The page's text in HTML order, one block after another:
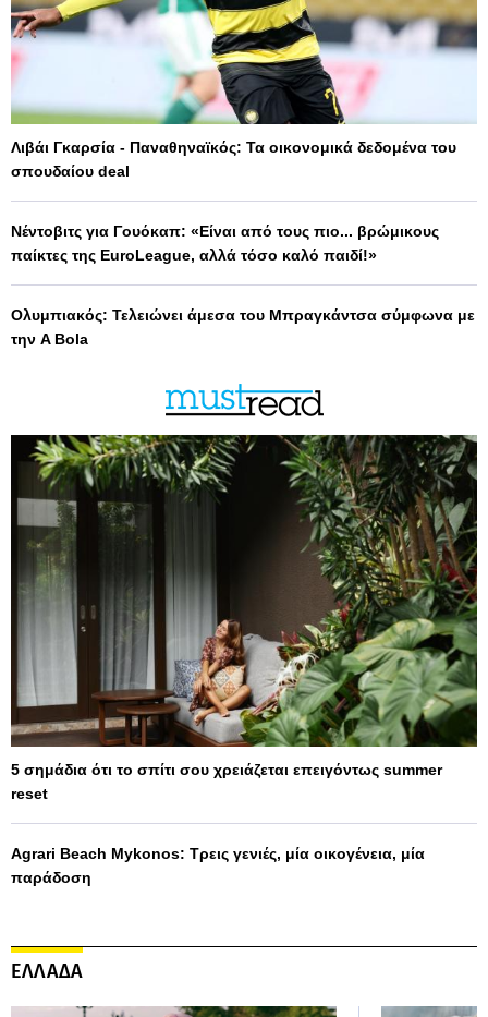
Λιβάι Γκαρσία - Παναθηναϊκός: Τα οικονομικά δεδομένα του
σπουδαίου deal
Νέντοβιτς για Γουόκαπ: «Είναι από τους πιο... βρώμικους
παίκτες της EuroLeague, αλλά τόσο καλό παιδί!»
Ολυμπιακός: Τελειώνει άμεσα του Μπραγκάντσα σύμφωνα με
την A Bola
5 σημάδια ότι το σπίτι σου χρειάζεται επειγόντως summer
reset
Agrari Beach Mykonos: Τρεις γενιές, μία οικογένεια, μία
παράδοση
ΕΛΛΑΔΑ